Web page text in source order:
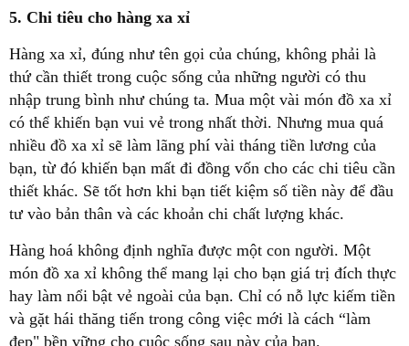
5. Chi tiêu cho hàng xa xỉ
Hàng xa xỉ, đúng như tên gọi của chúng, không phải là
thứ cần thiết trong cuộc sống của những người có thu
nhập trung bình như chúng ta. Mua một vài món đồ xa xỉ
có thể khiến bạn vui vẻ trong nhất thời. Nhưng mua quá
nhiều đồ xa xỉ sẽ làm lãng phí vài tháng tiền lương của
bạn, từ đó khiến bạn mất đi đồng vốn cho các chi tiêu cần
thiết khác. Sẽ tốt hơn khi bạn tiết kiệm số tiền này để đầu
tư vào bản thân và các khoản chi chất lượng khác.
Hàng hoá không định nghĩa được một con người. Một
món đồ xa xỉ không thể mang lại cho bạn giá trị đích thực
hay làm nổi bật vẻ ngoài của bạn. Chỉ có nỗ lực kiếm tiền
và gặt hái thăng tiến trong công việc mới là cách “làm
đẹp" bền vững cho cuộc sống sau này của bạn.